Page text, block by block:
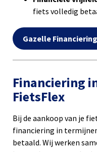
fiets volledig
Gazelle
Financiering
FietsFlex
Bij de aankoop van je
financiering in
betaald. Wij werken